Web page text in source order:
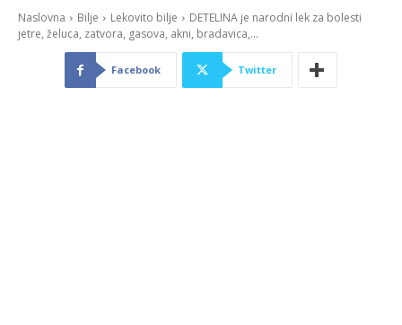
Naslovna Bilje Lekovito bilje
DETELINA je narodni lek za bolesti
jetre, želuca, zatvora, gasova, akni, bradavica,...
Facebook Twitter